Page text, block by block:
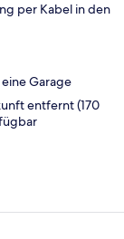
per Kabel in den
Garage
entfernt (170